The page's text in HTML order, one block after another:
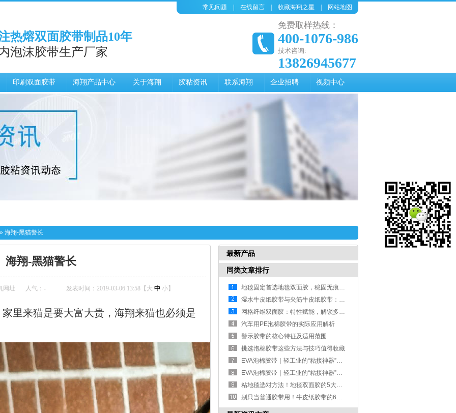
常见问题 在线留言 收藏海翔之星 网站地图
热熔双面胶带制品10年
泡沫胶带生产厂家
免费取样热线：
400-1076-986
技术咨询:
13826945677
印刷双面胶带 海翔产品中心 关于海翔 胶粘资讯 联系海翔 企业招聘 视频中心
海翔-黑猫警长
海翔-黑猫警长
网址 人气： - 发表时间：2019-03-06 13:58【 大 中 小】
家里来猫是要大富大贵， 海翔来猫也必须是
最新产品
同类文章排行
地毯固定首选地毯双面胶，稳固无痕更省心
湿水牛皮纸胶带与夹筋牛皮纸胶带：特性解析与场景适配指南
网格纤维双面胶：特性赋能，解锁多场景粘接新体验
汽车用PE泡棉胶带的实际应用解析
警示胶带的核心特征及适用范围
挑选泡棉胶带这些方法与技巧值得收藏
EVA泡棉胶带｜轻工业的“粘接神器”，应用遍布多个细分领域
EVA泡棉胶带｜轻工业的“粘接神器”，应用遍布多个细分领域
粘地毯选对方法！地毯双面胶的5大核心优势，省心又耐用
别只当普通胶带用！牛皮纸胶带的6大适用场景，实用又百搭